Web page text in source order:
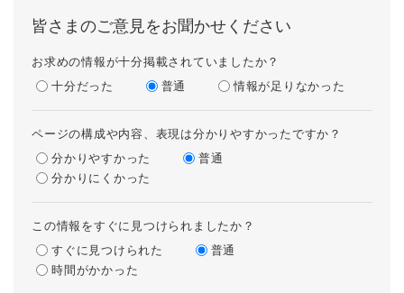
皆さまのご意見をお聞かせください
お求めの情報が十分掲載されていましたか？
十分だった
普通 情報が足りなかった
ページの構成や内容、表現は分かりやすかったですか？
分かりやすかった
普通
分かりにくかった
この情報をすぐに見つけられましたか？
すぐに見つけられた
普通
時間がかかった